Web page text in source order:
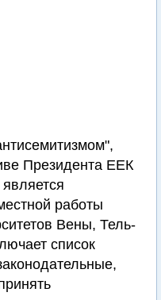
Президента ЕЕК
работы
Вены, Тель-
список